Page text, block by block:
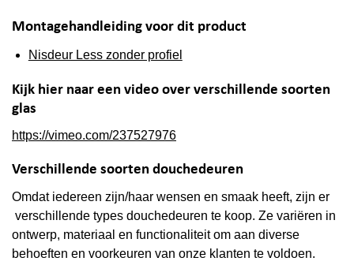
Montagehandleiding voor dit product
Nisdeur Less zonder profiel
Kijk hier naar een video over verschillende soorten
glas
https://vimeo.com/237527976
Verschillende soorten douchedeuren
Omdat iedereen zijn/haar wensen en smaak heeft, zijn er
verschillende types douchedeuren te koop. Ze variëren in
ontwerp, materiaal en functionaliteit om aan diverse
behoeften en voorkeuren van onze klanten te voldoen.